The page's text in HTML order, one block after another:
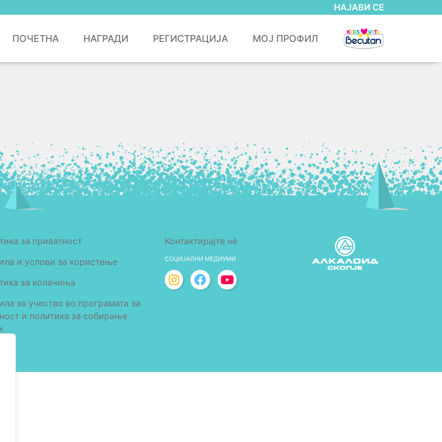
НАЈАВИ СЕ
ПОЧЕТНА НАГРАДИ РЕГИСТРАЦИЈА МОЈ ПРОФИЛ
за приватност
и услови за користење
за колачиња
за учество во програмата за
и политика за собирање
Контактирајте нè
СОЦИЈАЛНИ МЕДИУМИ